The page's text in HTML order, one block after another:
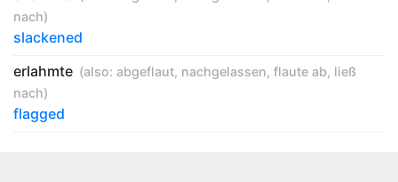
nach)
slackened
erlahmte (also: abgeflaut, nachgelassen, flaute ab, ließ
nach)
flagged